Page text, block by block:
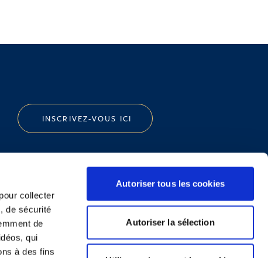
collecter
de sécurité
de
qui
à des fins
Autoriser tous les cookies
Autoriser la sélection
INSCRIVEZ-VOUS ICI
Politique de Confidentialité
Informations Réglementaires